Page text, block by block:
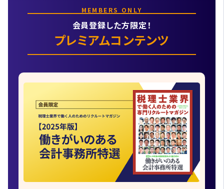
MEMBERS ONLY
会員登録した方限定！
プレミアムコンテンツ